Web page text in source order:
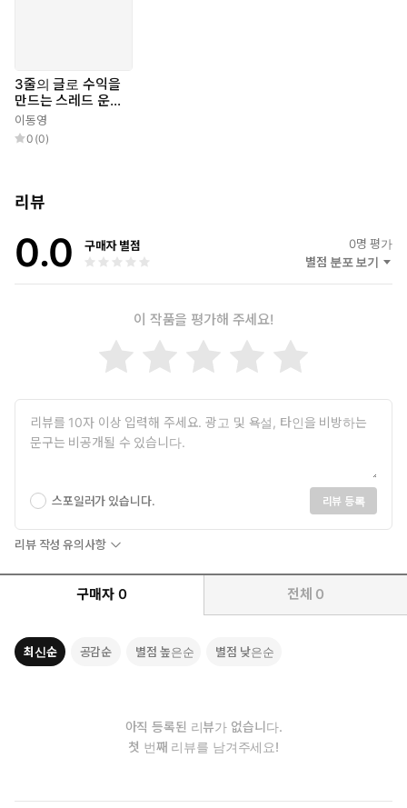
3줄의 글로 수익을
만드는 스레드 운영
법
이동영
0 (0)
리뷰
0.0 구매자 별점 0명 평가
별점 분포 보기
이 작품을 평가해 주세요!
스포일러가 있습니다. 리뷰 등록
리뷰 작성 유의사항
구매자 0 전체 0
최신순 공감순 별점 높은순 별점 낮은순
아직 등록된 리뷰가 없습니다.
첫 번째 리뷰를 남겨주세요!